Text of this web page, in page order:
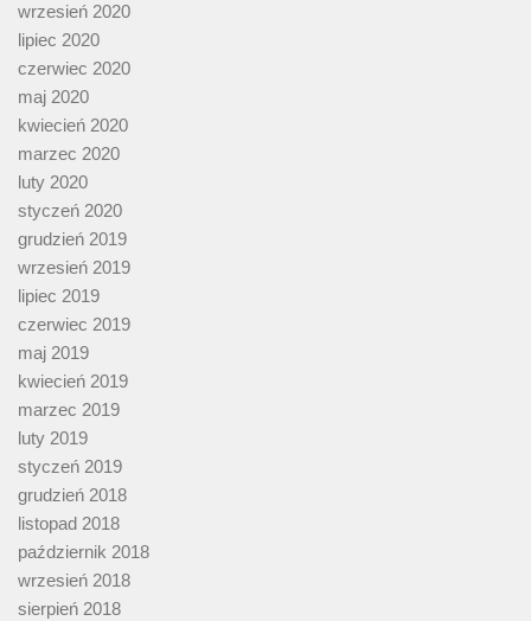
wrzesień 2020
lipiec 2020
czerwiec 2020
maj 2020
kwiecień 2020
marzec 2020
luty 2020
styczeń 2020
grudzień 2019
wrzesień 2019
lipiec 2019
czerwiec 2019
maj 2019
kwiecień 2019
marzec 2019
luty 2019
styczeń 2019
grudzień 2018
listopad 2018
październik 2018
wrzesień 2018
sierpień 2018